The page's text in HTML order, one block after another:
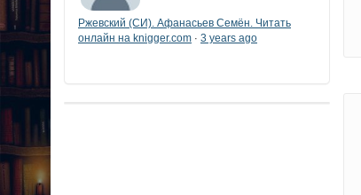
Ржевский (СИ). Афанасьев Семён. Читать
онлайн на knigger.com · 3 years ago